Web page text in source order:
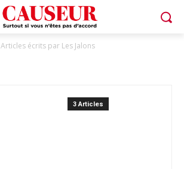
Articles écrits par Les Jalons
3 Articles